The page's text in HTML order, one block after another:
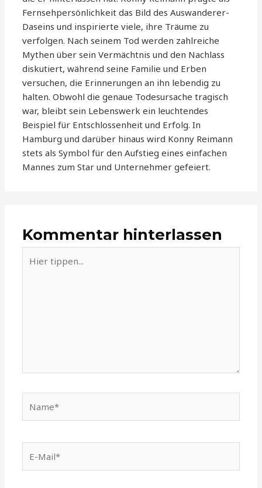
Fernsehpersönlichkeit das Bild des Auswanderer-
Daseins und inspirierte viele, ihre Träume zu
verfolgen. Nach seinem Tod werden zahlreiche
Mythen über sein Vermächtnis und den Nachlass
diskutiert, während seine Familie und Erben
versuchen, die Erinnerungen an ihn lebendig zu
halten. Obwohl die genaue Todesursache tragisch
war, bleibt sein Lebenswerk ein leuchtendes
Beispiel für Entschlossenheit und Erfolg. In
Hamburg und darüber hinaus wird Konny Reimann
stets als Symbol für den Aufstieg eines einfachen
Mannes zum Star und Unternehmer gefeiert.
Kommentar hinterlassen
tippen...
Mail*